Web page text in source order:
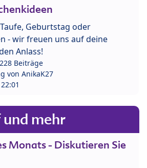
Geburtstag oder
- wir freuen uns auf deine
Anlass!
Beiträge
von AnikaK27
mehr
Monats - Diskutieren Sie